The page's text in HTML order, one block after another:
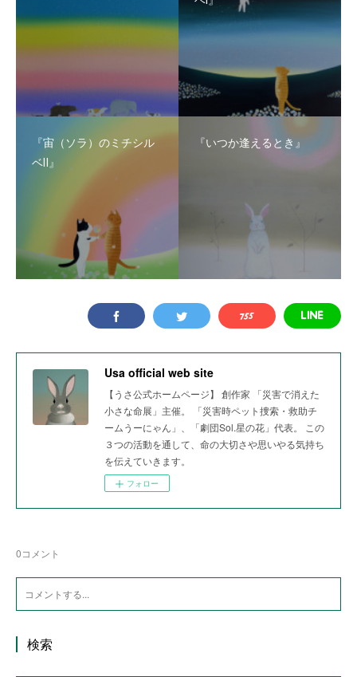
『宙（ソラ）のミチシル
ベⅡ』
『いつか逢えるとき』
Usa official web site
【うさ公式ホームページ】 創作家 「災害で消えた
小さな命展」主催。 「災害時ペット捜索・救助チ
ームうーにゃん」、「劇団Sol.星の花」代表。 この
３つの活動を通して、命の大切さや思いやる気持ち
を伝えていきます。
フォロー
0コメント
検索